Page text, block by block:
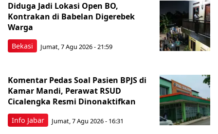
Bekasi
Diduga Jadi Lokasi Open BO,
Kontrakan di Babelan Digerebek
Warga
Jumat, 7 Agu 2026 - 21:59
Info Jabar
Komentar Pedas Soal Pasien BPJS di
Kamar Mandi, Perawat RSUD
Cicalengka Resmi Dinonaktifkan
Jumat, 7 Agu 2026 - 16:31